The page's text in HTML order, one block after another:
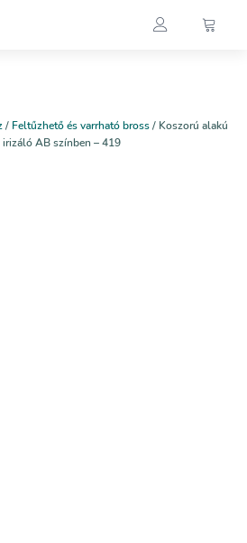
/ Feltűzhető és varrható bross/ Koszorú alakú
AB színben – 419